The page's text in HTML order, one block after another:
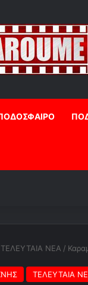
ΤΕΛΕΥΤΑΙΑ ΝΕΑ /
ΤΕΛΕΥΤΑΙΑ